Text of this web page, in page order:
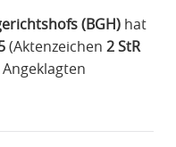
(BGH)hat
(Aktenzeichen 2 StR